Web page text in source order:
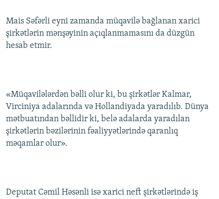
Mais Səfərli eyni zamanda müqavilə bağlanan xarici
şirkətlərin mənşəyinin açıqlanmamasını da düzgün
hesab etmir.
«Müqavilələrdən bəlli olur ki, bu şirkətlər Kalmar,
Virciniya adalarında və Hollandiyada yaradılıb. Dünya
mətbuatından bəllidir ki, belə adalarda yaradılan
şirkətlərin bəzilərinin fəaliyyətlərində qaranlıq
məqamlar olur».
Deputat Cəmil Həsənli isə xarici neft şirkətlərində iş